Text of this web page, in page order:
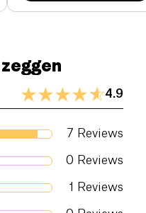
4.9
7 Reviews
0 Reviews
1 Reviews